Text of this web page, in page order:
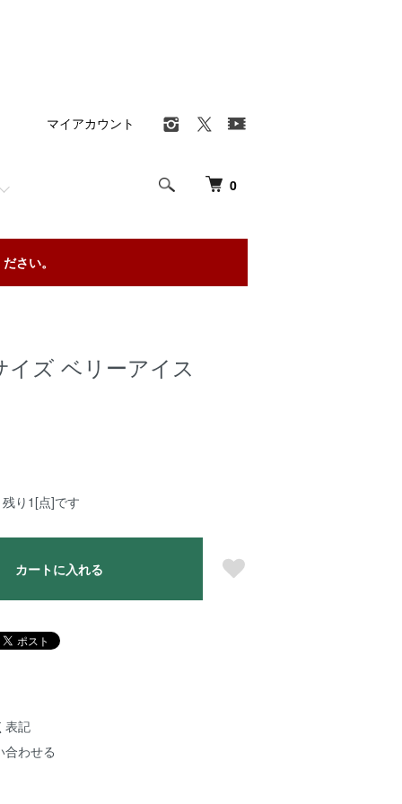
0
マイアカウント
さい。
イズ ベリーアイス
り1[点]です
カートに入れる
表記
合わせる